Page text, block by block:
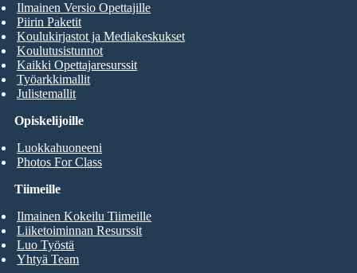
Opiskelijoille
Luokkahuoneeni
Photos For Class
Ilmainen Versio Opettajille
Piirin Paketit
Koulukirjastot ja Mediakeskukset
Koulutusistunnot
Kaikki Opettajaresurssit
Työarkkimallit
Julistemallit
Tiimeille
Ilmainen Kokeilu Tiimeille
Liiketoiminnan Resurssit
Luo Työstä
Yhtyä Team